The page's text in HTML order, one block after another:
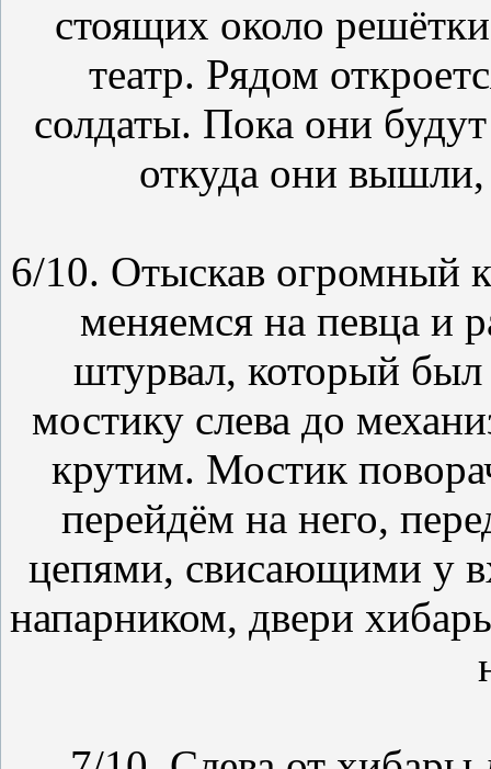
стоящих около
театр. Рядом
солдаты. Пока они
откуда они
6/10. Отыскав огромный
меняемся на певца и
штурвал, который
мостику слева до
крутим. Мостик
перейдём на него,
цепями, свисающими у
напарником, двери